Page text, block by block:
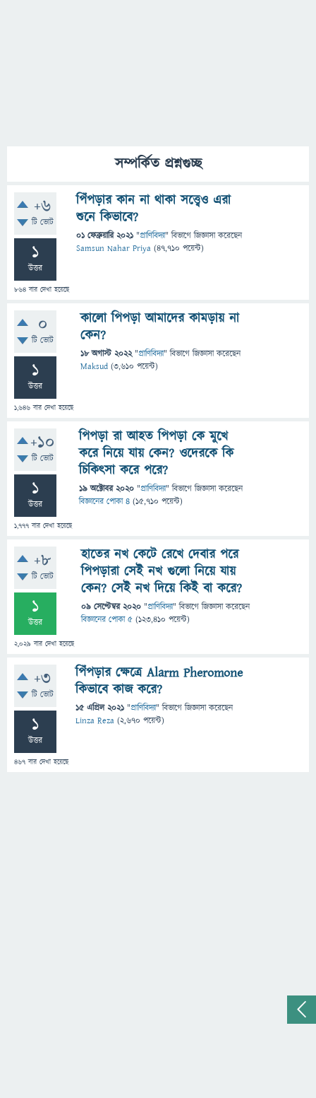
সম্পর্কিত প্রশ্নগুচ্ছ
+6
টি ভোট
1
উত্তর
864 বার দেখা হয়েছে
পিঁপড়ার কান না থাকা সত্ত্বেও এরা
শুনে কিভাবে?
01 ফেব্রুয়ারি 2021 "প্রাণিবিদ্যা" বিভাগে জিজ্ঞাসাকরেছেন
Samsun Nahar Priya (47,710 পয়েন্ট)
0
টি ভোট
1
উত্তর
1,646 বার দেখা হয়েছে
কালো পিপড়া আমাদের কামড়ায় না
কেন?
18 অগাস্ট 2022 "প্রাণিবিদ্যা" বিভাগে জিজ্ঞাসাকরেছেন
Maksud (3,610 পয়েন্ট)
+10
টি ভোট
1
উত্তর
1,777 বার দেখা হয়েছে
পিপড়া রা আহত পিপড়া কে মুখে
করে নিয়ে যায় কেন? ওদেরকে কি
চিকিৎসা করে পরে?
19 অক্টোবর 2020 "প্রাণিবিদ্যা" বিভাগে জিজ্ঞাসাকরেছেন
বিজ্ঞানের পোকা ৪ (15,710 পয়েন্ট)
+8
টি ভোট
1
উত্তর
2,029 বার দেখা হয়েছে
হাতের নখ কেটে রেখে দেবার পরে
পিপড়ারা সেই নখ গুলো নিয়ে যায়
কেন? সেই নখ দিয়ে কিই বা করে?
09 সেপ্টেম্বর 2020 "প্রাণিবিদ্যা" বিভাগে জিজ্ঞাসাকরেছেন
বিজ্ঞানের পোকা ৫ (123,410 পয়েন্ট)
+3
টি ভোট
1
উত্তর
467 বার দেখা হয়েছে
পিঁপড়ার ক্ষেত্রে Alarm Pheromone
কিভাবে কাজ করে?
15 এপ্রিল 2021 "প্রাণিবিদ্যা" বিভাগে জিজ্ঞাসাকরেছেন
Linza Reza (2,670 পয়েন্ট)